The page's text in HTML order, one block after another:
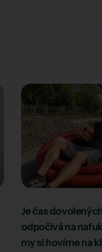
Je čas
odpočívá na
my si hovíme na